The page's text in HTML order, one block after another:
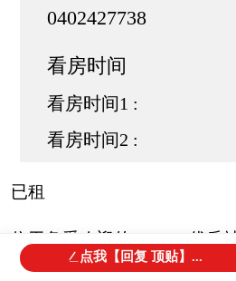
0402427738
看房时间
看房时间1 :
看房时间2 :
已租
位于备受欢迎的Malvern优质
住宅拥有实用的户型设计、
点我【回复 顶贴】...